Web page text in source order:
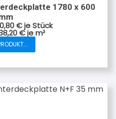
1780 x 600
€je Stück
€jem²
Produkt
weist
Varianten